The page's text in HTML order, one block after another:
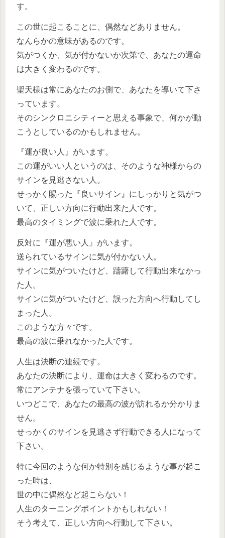
す。
この世に起こることに、偶然などありません。
なんらかの意味があるのです。
気がつくか、気が付かないか次第で、あなたの運命
は大きく変わるのです。
聖天様は常にあなたのお側で、あなたを導いて下さ
っています。
そのシンクロニシティーと思える事象で、何かが動
こうとしているのかもしれません。
『運が良い人』がいます。
この運がいい人というのは、そのような神様からの
サインを見逃さない人。
せっかく賜った『良いサイン』にしっかりと気がつ
いて、正しい方向に行動出来た人です。
最高のタイミングで波に乗れた人です。
反対に『運が悪い人』がいます。
送られているサインに気が付かない人。
サインに気がついたけど、躊躇して行動出来なかっ
た人。
サインに気がついたけど、誤った方向へ行動してし
まった人。
このような方々です。
最高の波に乗れなかった人です。
人生は決断の連続です。
あなたの決断により、運命は大きく変わるのです。
常にアンテナを張っていて下さい。
いつどこで、あなたの最高の波が訪れるか分かりま
せん。
せっかくのサインを見逃さず行動できる人になって
下さい。
特に今回のような何か特別を感じるような事が起こ
った時は、
世の中に偶然など起こらない！
人生のターニングポイントかもしれない！
そう考えて、正しい方向へ行動して下さい。